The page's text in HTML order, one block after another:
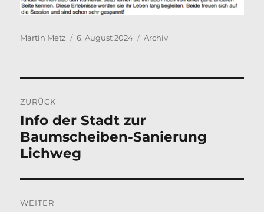
Autor
Martin Metz
Veröffentlicht
6. August 2024 Kategorien
Archiv
ZURÜCK
Vorheriger
Beitrag:
Info der Stadt zur
Baumscheiben-Sanierung
Lichweg
WEITER